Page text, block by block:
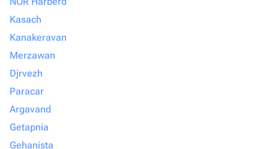
Kasach
Kanakeravan
Merzawan
Djrvezh
Paracar
Argavand
Getapnia
Gehanista